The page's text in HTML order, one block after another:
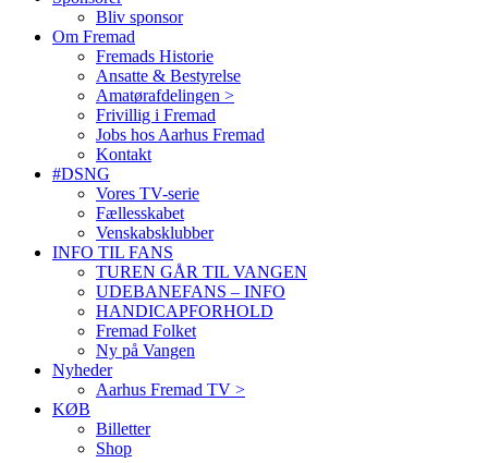
Bliv sponsor
Om Fremad
Fremads Historie
Ansatte & Bestyrelse
Amatørafdelingen >
Frivillig i Fremad
Jobs hos Aarhus Fremad
Kontakt
#DSNG
Vores TV-serie
Fællesskabet
Venskabsklubber
INFO TIL FANS
TUREN GÅR TIL VANGEN
UDEBANEFANS – INFO
HANDICAPFORHOLD
Fremad Folket
Ny på Vangen
Nyheder
Aarhus Fremad TV >
KØB
Billetter
Shop